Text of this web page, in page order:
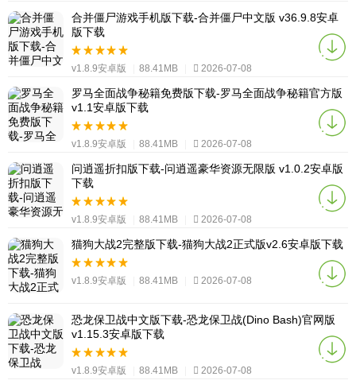
合并僵尸游戏手机版下载-合并僵尸中文版 v36.9.8安卓
版下载
v1.8.9安卓版 88.41MB 2026-07-08
罗马全面战争秘籍免费版下载-罗马全面战争秘籍官方版
v1.1安卓版下载
v1.8.9安卓版 88.41MB 2026-07-08
问逍遥折扣版下载-问逍遥豪华资源无限版 v1.0.2安卓版
下载
v1.8.9安卓版 88.41MB 2026-07-08
猫狗大战2完整版下载-猫狗大战2正式版v2.6安卓版下载
v1.8.9安卓版 88.41MB 2026-07-08
恐龙保卫战中文版下载-恐龙保卫战(Dino Bash)官网版
v1.15.3安卓版下载
v1.8.9安卓版 88.41MB 2026-07-08